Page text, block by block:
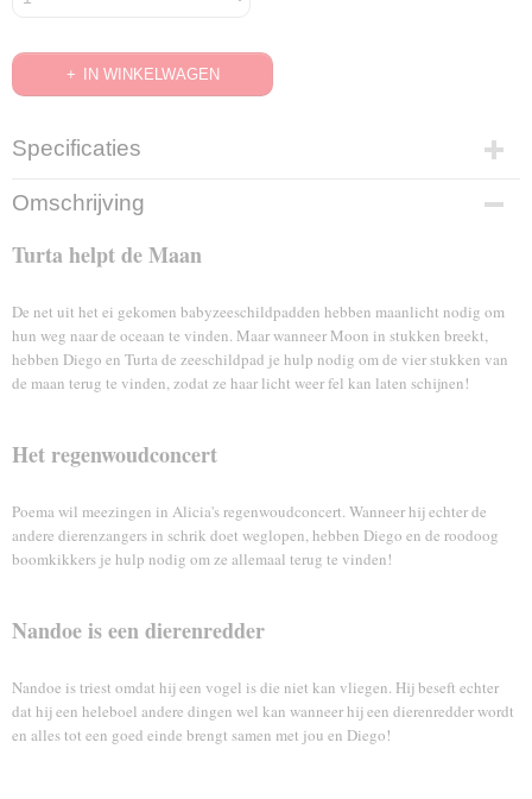
IN WINKELWAGEN
Specificaties
EAN code
8714865505397
Omschrijving
Turta helpt de Maan
De net uit het ei gekomen babyzeeschildpadden hebben maanlicht nodig om
hun weg naar de oceaan te vinden. Maar wanneer Moon in stukken breekt,
hebben Diego en Turta de zeeschildpad je hulp nodig om de vier stukken van
de maan terug te vinden, zodat ze haar licht weer fel kan laten schijnen!
Het regenwoudconcert
Poema wil meezingen in Alicia's regenwoudconcert. Wanneer hij echter de
andere dierenzangers in schrik doet weglopen, hebben Diego en de roodoog
boomkikkers je hulp nodig om ze allemaal terug te vinden!
Nandoe is een dierenredder
Nandoe is triest omdat hij een vogel is die niet kan vliegen. Hij beseft echter
dat hij een heleboel andere dingen wel kan wanneer hij een dierenredder wordt
en alles tot een goed einde brengt samen met jou en Diego!